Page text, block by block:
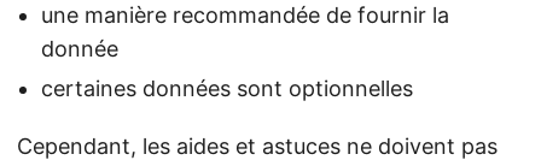
une manière recommandée de fournir la
donnée
certaines données sont optionnelles
Cependant, les aides et astuces ne doivent pas